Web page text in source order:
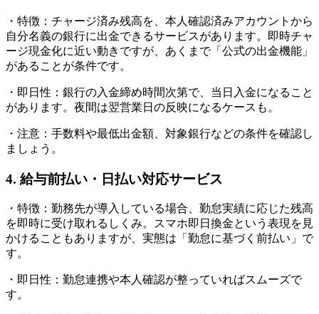
・特徴：チャージ済み残高を、本人確認済みアカウントから
自分名義の銀行に出金できるサービスがあります。即時チャ
ージ現金化に近い動きですが、あくまで「公式の出金機能」
があることが条件です。
・即日性：銀行の入金締め時間次第で、当日入金になること
があります。夜間は翌営業日の反映になるケースも。
・注意：手数料や最低出金額、対象銀行などの条件を確認し
ましょう。
4. 給与前払い・日払い対応サービス
・特徴：勤務先が導入している場合、勤怠実績に応じた残高
を即時に受け取れるしくみ。スマホ即日換金という表現を見
かけることもありますが、実態は「勤怠に基づく前払い」で
す。
・即日性：勤怠連携や本人確認が整っていればスムーズで
す。